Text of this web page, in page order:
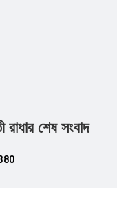
রাধার শেষ সংবাদ